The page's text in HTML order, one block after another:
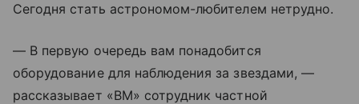
Сегодня стать астрономом-любителем нетрудно.
— В первую очередь вам понадобится
оборудование для наблюдения за звездами, —
рассказывает «ВМ» сотрудник частной